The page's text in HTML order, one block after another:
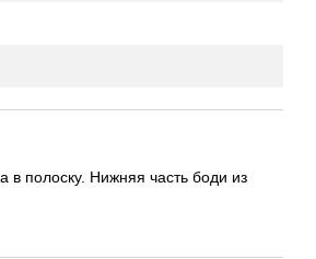
в полоску. Нижняя часть боди из